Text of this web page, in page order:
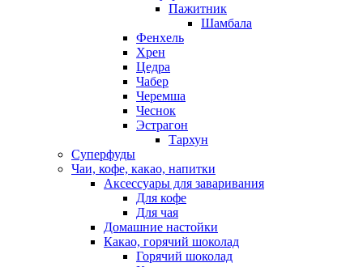
Пажитник
Шамбала
Фенхель
Хрен
Цедра
Чабер
Черемша
Чеснок
Эстрагон
Тархун
Суперфуды
Чаи, кофе, какао, напитки
Аксессуары для заваривания
Для кофе
Для чая
Домашние настойки
Какао, горячий шоколад
Горячий шоколад